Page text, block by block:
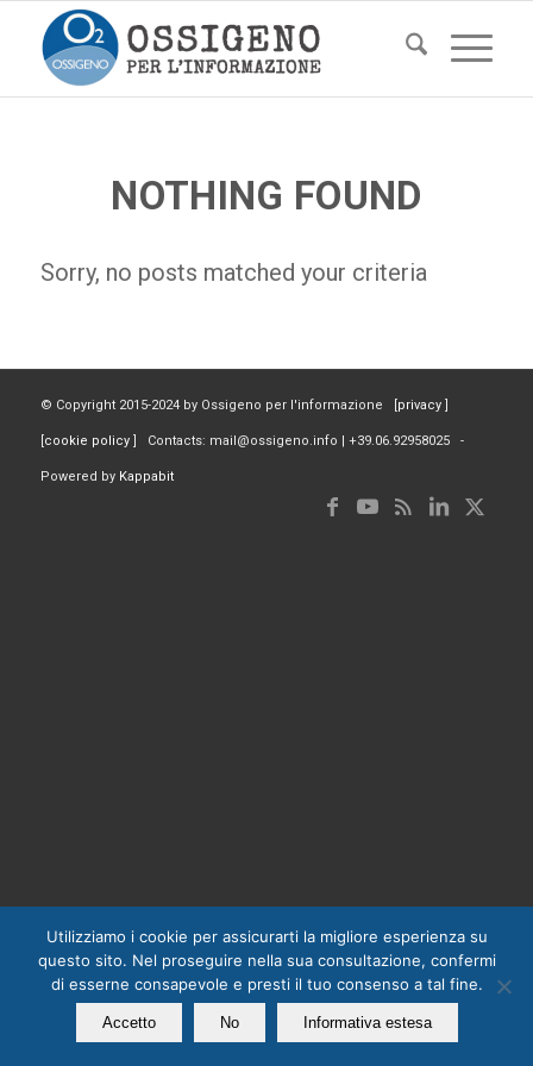
NOTHING FOUND
Sorry, no posts matched your criteria
© Copyright 2015-2024 by Ossigeno per l'informazione [privacy ]
[cookie policy ] Contacts: mail@ossigeno.info | +39.06.92958025 -
Powered by Kappabit
Utilizziamo i cookie per assicurarti la migliore esperienza su
questo sito. Nel proseguire nella sua consultazione, confermi
di esserne consapevole e presti il tuo consenso a tal fine.
Accetto No Informativa estesa